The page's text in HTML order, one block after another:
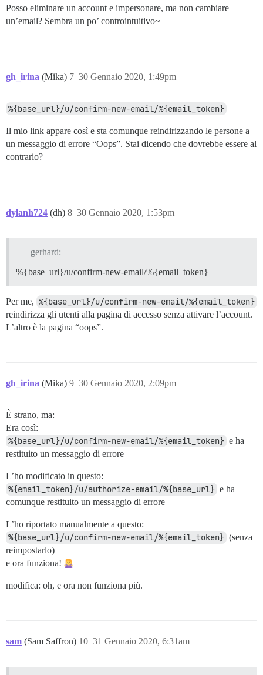
Posso eliminare un account e impersonare, ma non cambiare
un’email? Sembra un po’ controintuitivo~
gh_irina (Mika) 30 Gennaio 2020, 1:49pm
7
%{base_url}/u/confirm-new-email/%{email_token}
Il mio link appare così e sta comunque reindirizzando le persone a
un messaggio di errore “Oops”. Stai dicendo che dovrebbe essere al
contrario?
dylanh724 (dh) 30 Gennaio 2020, 1:53pm
8
gerhard:
%{base_url}/u/confirm-new-email/%{email_token}
Per me, %{base_url}/u/confirm-new-email/%{email_token}
reindirizza gli utenti alla pagina di accesso senza attivare l’account.
L’altro è la pagina “oops”.
gh_irina (Mika) 30 Gennaio 2020, 2:09pm
9
È strano, ma:
Era così:
%{base_url}/u/confirm-new-email/%{email_token} e ha
restituito un messaggio di errore
L’ho modificato in questo:
%{email_token}/u/authorize-email/%{base_url} e ha
comunque restituito un messaggio di errore
L’ho riportato manualmente a questo:
%{base_url}/u/confirm-new-email/%{email_token} (senza
reimpostarlo)
e ora funziona!
modifica: oh, e ora non funziona più.
sam (Sam Saffron) 31 Gennaio 2020, 6:31am
10